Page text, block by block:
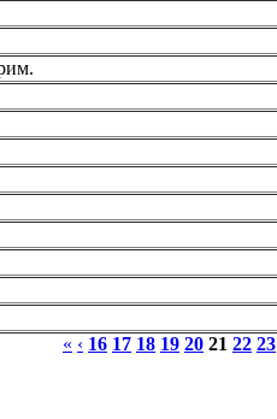
« ‹ 16 17 18 19 20 21 22 23